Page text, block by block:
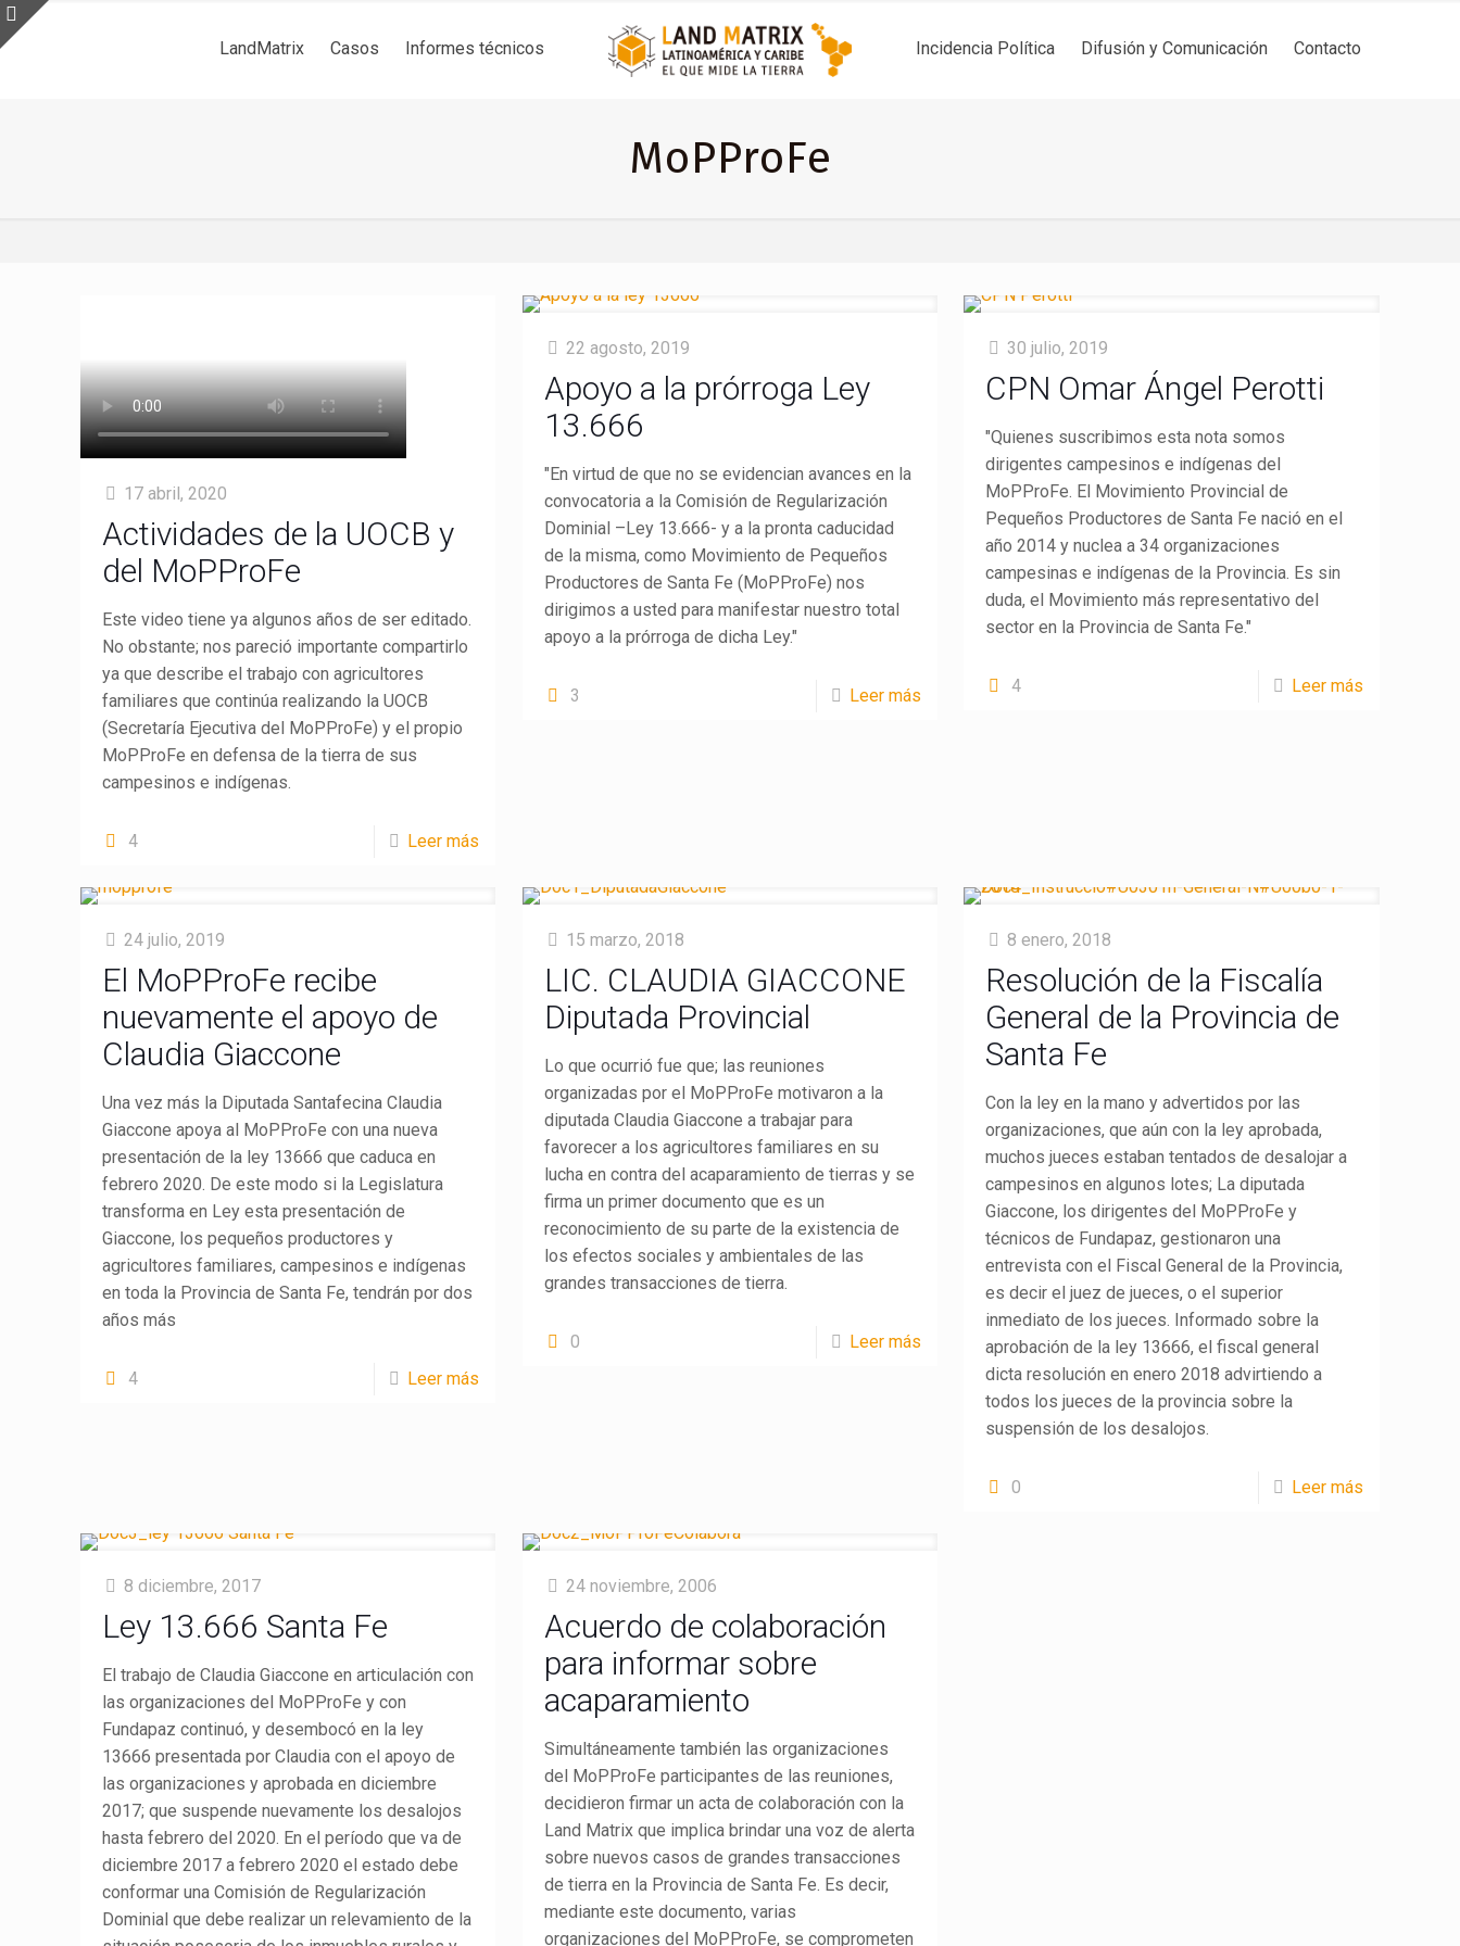
LandMatrix Casos Informes técnicos Incidencia Política Difusión y Comunicación Contacto
MoPProFe
17 abril, 2020
Actividades de la UOCB y
del MoPProFe
Este video tiene ya algunos años de ser editado.
No obstante; nos pareció importante compartirlo
ya que describe el trabajo con agricultores
familiares que continúa realizando la UOCB
(Secretaría Ejecutiva del MoPProFe) y el propio
MoPProFe en defensa de la tierra de sus
campesinos e indígenas.
4 Leer más
22 agosto, 2019
Apoyo a la prórroga Ley
13.666
"En virtud de que no se evidencian avances en la
convocatoria a la Comisión de Regularización
Dominial –Ley 13.666- y a la pronta caducidad
de la misma, como Movimiento de Pequeños
Productores de Santa Fe (MoPProFe) nos
dirigimos a usted para manifestar nuestro total
apoyo a la prórroga de dicha Ley."
3 Leer más
30 julio, 2019
CPN Omar Ángel Perotti
"Quienes suscribimos esta nota somos
dirigentes campesinos e indígenas del
MoPProFe. El Movimiento Provincial de
Pequeños Productores de Santa Fe nació en el
año 2014 y nuclea a 34 organizaciones
campesinas e indígenas de la Provincia. Es sin
duda, el Movimiento más representativo del
sector en la Provincia de Santa Fe."
4 Leer más
24 julio, 2019
El MoPProFe recibe
nuevamente el apoyo de
Claudia Giaccone
Una vez más la Diputada Santafecina Claudia
Giaccone apoya al MoPProFe con una nueva
presentación de la ley 13666 que caduca en
febrero 2020. De este modo si la Legislatura
transforma en Ley esta presentación de
Giaccone, los pequeños productores y
agricultores familiares, campesinos e indígenas
en toda la Provincia de Santa Fe, tendrán por dos
años más
4 Leer más
15 marzo, 2018
LIC. CLAUDIA GIACCONE
Diputada Provincial
Lo que ocurrió fue que; las reuniones
organizadas por el MoPProFe motivaron a la
diputada Claudia Giaccone a trabajar para
favorecer a los agricultores familiares en su
lucha en contra del acaparamiento de tierras y se
firma un primer documento que es un
reconocimiento de su parte de la existencia de
los efectos sociales y ambientales de las
grandes transacciones de tierra.
0 Leer más
8 enero, 2018
Resolución de la Fiscalía
General de la Provincia de
Santa Fe
Con la ley en la mano y advertidos por las
organizaciones, que aún con la ley aprobada,
muchos jueces estaban tentados de desalojar a
campesinos en algunos lotes; La diputada
Giaccone, los dirigentes del MoPProFe y
técnicos de Fundapaz, gestionaron una
entrevista con el Fiscal General de la Provincia,
es decir el juez de jueces, o el superior
inmediato de los jueces. Informado sobre la
aprobación de la ley 13666, el fiscal general
dicta resolución en enero 2018 advirtiendo a
todos los jueces de la provincia sobre la
suspensión de los desalojos.
0 Leer más
8 diciembre, 2017
Ley 13.666 Santa Fe
El trabajo de Claudia Giaccone en articulación con
las organizaciones del MoPProFe y con
Fundapaz continuó, y desembocó en la ley
13666 presentada por Claudia con el apoyo de
las organizaciones y aprobada en diciembre
2017; que suspende nuevamente los desalojos
hasta febrero del 2020. En el período que va de
diciembre 2017 a febrero 2020 el estado debe
conformar una Comisión de Regularización
Dominial que debe realizar un relevamiento de la
24 noviembre, 2006
Acuerdo de colaboración
para informar sobre
acaparamiento
Simultáneamente también las organizaciones
del MoPProFe participantes de las reuniones,
decidieron firmar un acta de colaboración con la
Land Matrix que implica brindar una voz de alerta
sobre nuevos casos de grandes transacciones
de tierra en la Provincia de Santa Fe. Es decir,
mediante este documento, varias
organizaciones del MoPProFe, se comprometen